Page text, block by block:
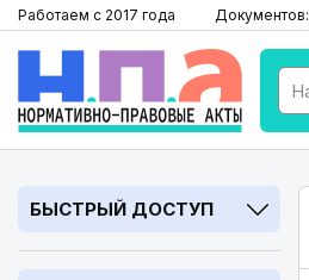
Работаем с 2017 года Документов:
БЫСТРЫЙ ДОСТУП